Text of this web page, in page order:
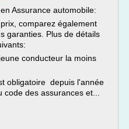
Assurance automobile:
comparez également
garanties. Plus de détails
conducteur la moins
obligatoire depuis l'année
des assurances et...